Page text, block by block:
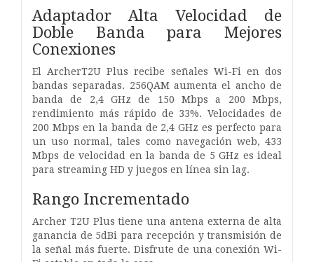
Adaptador Alta Velocidad de
Doble Banda para Mejores
Conexiones
El ArcherT2U Plus recibe señales Wi-Fi en dos
bandas separadas. 256QAM aumenta el ancho de
banda de 2,4 GHz de 150 Mbps a 200 Mbps,
rendimiento más rápido de 33%. Velocidades de
200 Mbps en la banda de 2,4 GHz es perfecto para
un uso normal, tales como navegación web, 433
Mbps de velocidad en la banda de 5 GHz es ideal
para streaming HD y juegos en línea sin lag.
Rango Incrementado
Archer T2U Plus tiene una antena externa de alta
ganancia de 5dBi para recepción y transmisión de
la señal más fuerte. Disfrute de una conexión Wi-